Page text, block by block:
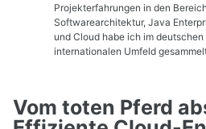
Projekterfahrungen in den
Softwarearchitektur, Java
und Cloud habe ich im deutschen
internationalen Umfeld
Vom toten Pferd